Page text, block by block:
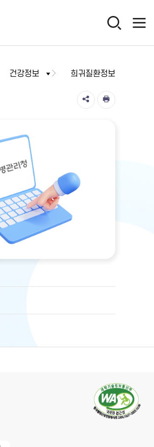
건강정보 희귀질환정보